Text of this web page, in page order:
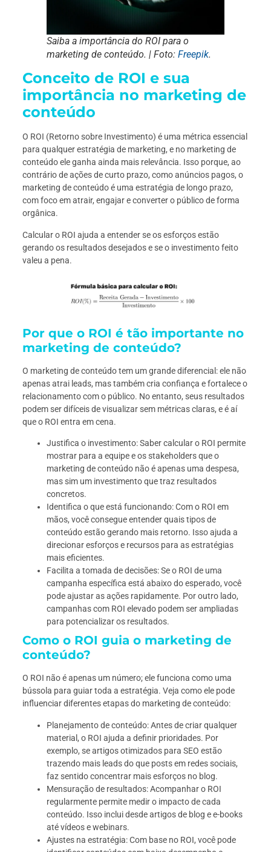
Saiba a importância do ROI para o
marketing de conteúdo. | Foto: Freepik.
Conceito de ROI e sua
importância no marketing de
conteúdo
O ROI (Retorno sobre Investimento) é uma métrica essencial
para qualquer estratégia de marketing, e no marketing de
conteúdo ele ganha ainda mais relevância. Isso porque, ao
contrário de ações de curto prazo, como anúncios pagos, o
marketing de conteúdo é uma estratégia de longo prazo,
com foco em atrair, engajar e converter o público de forma
orgânica.
Calcular o ROI ajuda a entender se os esforços estão
gerando os resultados desejados e se o investimento feito
valeu a pena.
Por que o ROI é tão importante no
marketing de conteúdo?
O marketing de conteúdo tem um grande diferencial: ele não
apenas atrai leads, mas também cria confiança e fortalece o
relacionamento com o público. No entanto, seus resultados
podem ser difíceis de visualizar sem métricas claras, e é aí
que o ROI entra em cena.
Justifica o investimento: Saber calcular o ROI permite
mostrar para a equipe e os stakeholders que o
marketing de conteúdo não é apenas uma despesa,
mas sim um investimento que traz resultados
concretos.
Identifica o que está funcionando: Com o ROI em
mãos, você consegue entender quais tipos de
conteúdo estão gerando mais retorno. Isso ajuda a
direcionar esforços e recursos para as estratégias
mais eficientes.
Facilita a tomada de decisões: Se o ROI de uma
campanha específica está abaixo do esperado, você
pode ajustar as ações rapidamente. Por outro lado,
campanhas com ROI elevado podem ser ampliadas
para potencializar os resultados.
Como o ROI guia o marketing de
conteúdo?
O ROI não é apenas um número; ele funciona como uma
bússola para guiar toda a estratégia. Veja como ele pode
influenciar diferentes etapas do marketing de conteúdo:
Planejamento de conteúdo: Antes de criar qualquer
material, o ROI ajuda a definir prioridades. Por
exemplo, se artigos otimizados para SEO estão
trazendo mais leads do que posts em redes sociais,
faz sentido concentrar mais esforços no blog.
Mensuração de resultados: Acompanhar o ROI
regularmente permite medir o impacto de cada
conteúdo. Isso inclui desde artigos de blog e e-books
até vídeos e webinars.
Ajustes na estratégia: Com base no ROI, você pode